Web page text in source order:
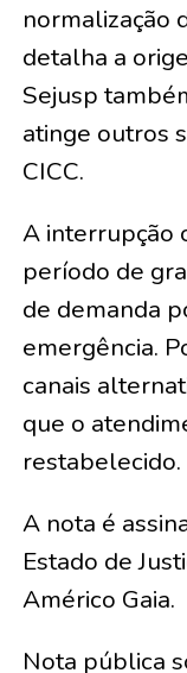
normalização
detalha a
Sejusp
atinge outros
CICC.
A interrupção
período de
de demanda
emergência.
canais
que o
restabelecido.
A nota é
Estado de
Américo Gaia.
Nota pública